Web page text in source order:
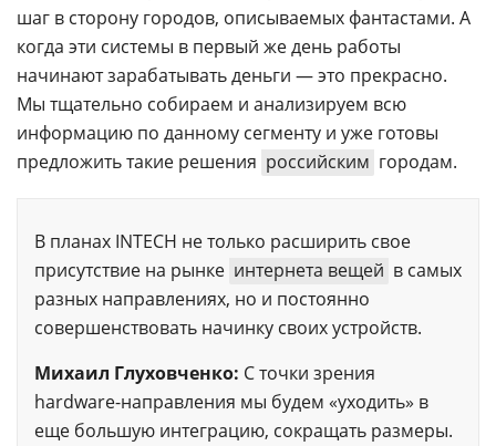
шаг в сторону городов, описываемых фантастами. А
когда эти системы в первый же день работы
начинают зарабатывать деньги — это прекрасно.
Мы тщательно собираем и анализируем всю
информацию по данному сегменту и уже готовы
предложить такие решения российским городам.
В планах INTECH не только расширить свое
присутствие на рынке интернета вещей в самых
разных направлениях, но и постоянно
совершенствовать начинку своих устройств.
Михаил Глуховченко: С точки зрения
hardware-направления мы будем «уходить» в
еще большую интеграцию, сокращать размеры.